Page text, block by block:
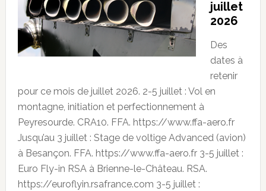
juillet
2026
Des
dates à
retenir
pour ce mois de juillet 2026. 2-5 juillet : Vol en
montagne, initiation et perfectionnement à
Peyresourde. CRA10. FFA. https://www.ffa-aero.fr
Jusqu’au 3 juillet : Stage de voltige Advanced (avion)
à Besançon. FFA. https://www.ffa-aero.fr 3-5 juillet :
Euro Fly-in RSA à Brienne-le-Château. RSA.
https://euroflyin.rsafrance.com 3-5 juillet :